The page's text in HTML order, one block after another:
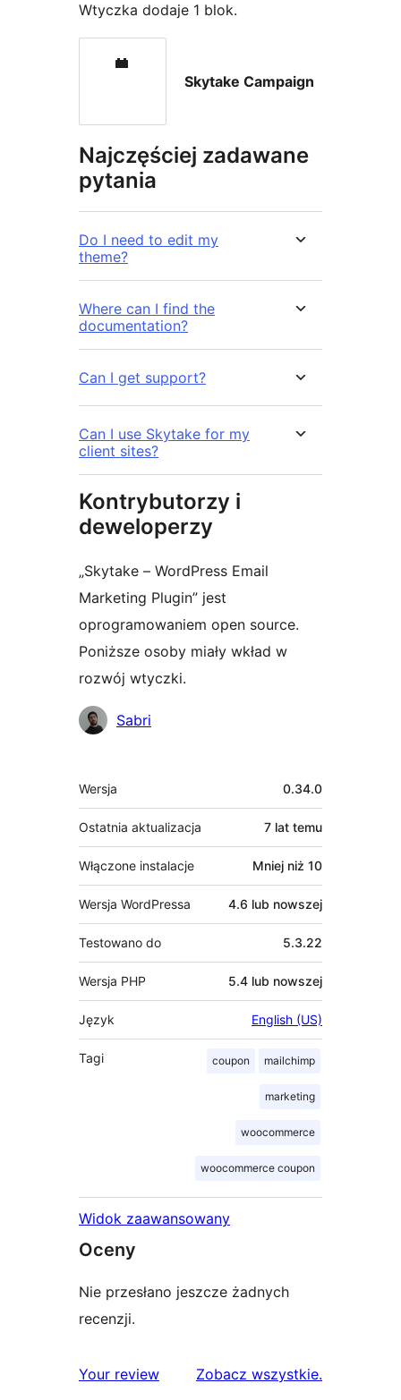
Wtyczka dodaje 1 blok.
Skytake Campaign
Najczęściej zadawane
pytania
Do I need to edit my
theme?
Where can I find the
documentation?
Can I get support?
Can I use Skytake for my
client sites?
Kontrybutorzy i
deweloperzy
„Skytake – WordPress Email
Marketing Plugin” jest
oprogramowaniem open source.
Poniższe osoby miały wkład w
rozwój wtyczki.
Zaangażowani
Sabri
Meta
Wersja 0.34.0
Ostatnia aktualizacja 7 lat temu
Włączone instalacje Mniej niż 10
Wersja WordPressa 4.6 lub nowszej
Testowano do 5.3.22
Wersja PHP 5.4 lub nowszej
Język English (US)
Tagi coupon mailchimp
marketing
woocommerce
woocommerce coupon
Widok zaawansowany
Oceny
Nie przesłano jeszcze żadnych
recenzji.
Your review Zobacz wszystkierecenzje
.